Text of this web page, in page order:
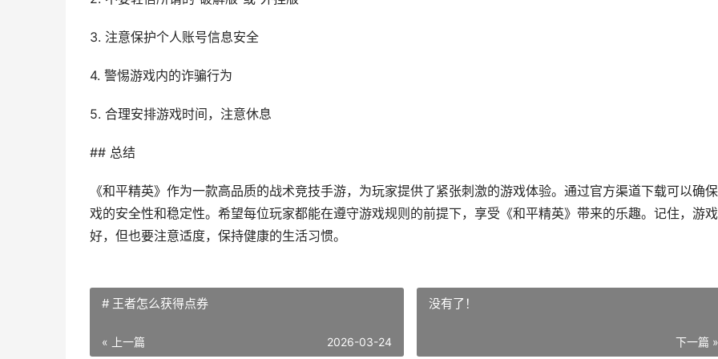
3. 注意保护个人账号信息安全
4. 警惕游戏内的诈骗行为
5. 合理安排游戏时间，注意休息
## 总结
《和平精英》作为一款高品质的战术竞技手游，为玩家提供了紧张刺激的游戏体验。通过官方渠道下载可以确
戏的安全性和稳定性。希望每位玩家都能在遵守游戏规则的前提下，享受《和平精英》带来的乐趣。记住，游
好，但也要注意适度，保持健康的生活习惯。
# 王者怎么获得点券
« 上一篇 2026-03-24
没有了！
下一篇 »